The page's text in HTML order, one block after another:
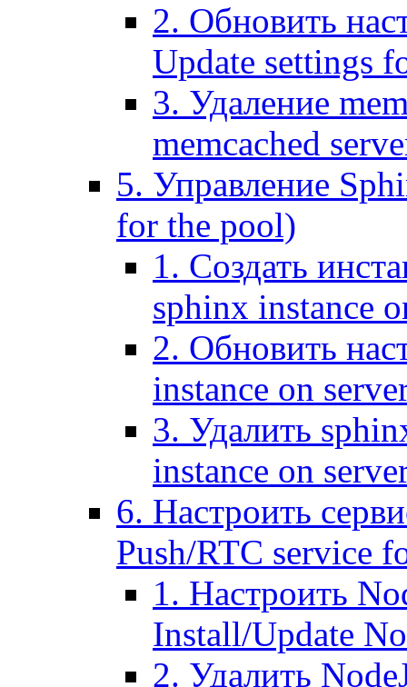
2. Обновить
Update settings
3. Удаление
memcached
5. Управление
for the pool)
1. Создать
sphinx instance
2. Обновить
instance on
3. Удалить
instance on
6. Настроить
Push/RTC service
1. Настроить
Install/Update
2. Удалить